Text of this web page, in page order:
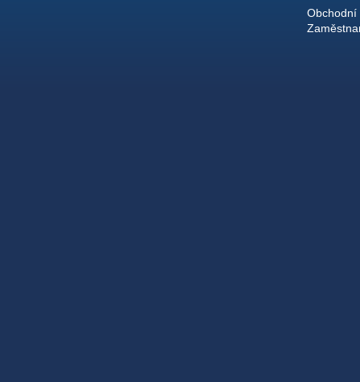
Obchodní